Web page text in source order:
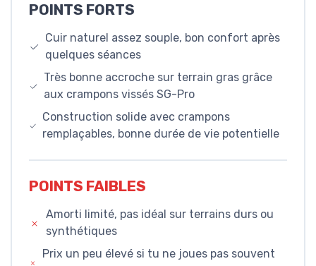
POINTS FORTS
Cuir naturel assez souple, bon confort après
quelques séances
Très bonne accroche sur terrain gras grâce
aux crampons vissés SG-Pro
Construction solide avec crampons
remplaçables, bonne durée de vie potentielle
POINTS FAIBLES
Amorti limité, pas idéal sur terrains durs ou
synthétiques
Prix un peu élevé si tu ne joues pas souvent